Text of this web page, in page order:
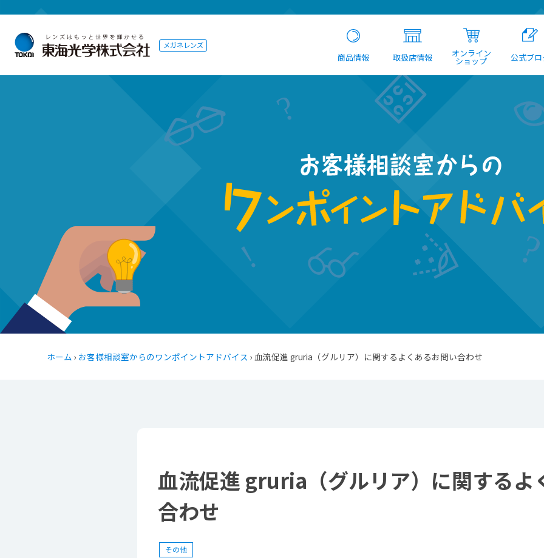
メガネレンズ
商品情報 取扱店情報 オンライン
ショップ 公式ブ
ホーム › お客様相談室からのワンポイントアドバイス › 血流促進 gruria（グルリア）に関するよくあるお問い合わせ
血流促進 gruria（グルリア）に関するよ
合わせ
その他